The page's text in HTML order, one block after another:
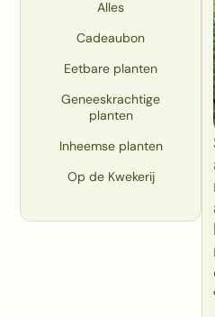
Alles
Cadeaubon
Eetbare planten
Geneeskrachtige
planten
Inheemse planten
Op de Kwekerij